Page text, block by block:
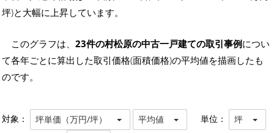
坪)と大幅に上昇しています。
このグラフは、 23件の村松原の中古一戸建ての取引事例につい
て各年ごとに算出した取引価格(面積価格)の平均値を描画したも
のです。
対象： 坪単価（万円/坪） 平均値 単位： 坪